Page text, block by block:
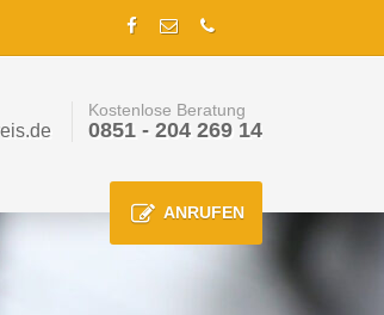
Kostenlose Beratung
0851 - 204 269 14
ANRUFEN